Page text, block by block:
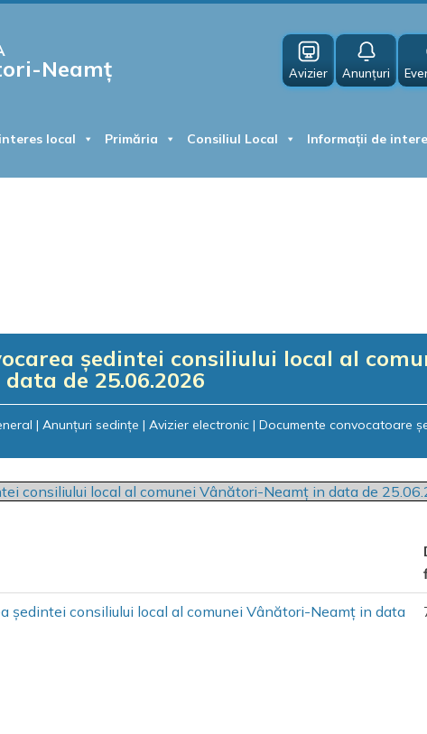
Neamț Avizier Anunțuri
local Primăria Consiliul Local Informații de
ședintei consiliului local al
de 25.06.2026
| Anunțuri sedințe | Avizier electronic | Documente convocatoare
consiliului local al comunei Vânători-Neamț in data de
ședintei consiliului local al comunei Vânători-Neamț in data